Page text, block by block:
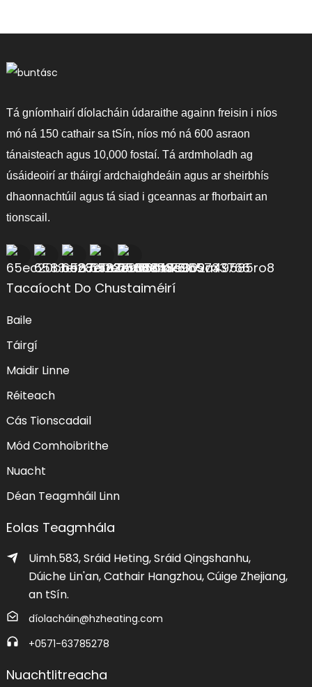
Tá gníomhairí díolacháin údaraithe againn freisin i níos
mó ná 150 cathair sa tSín, níos mó ná 600 asraon
tánaisteach agus 10,000 fostaí. Tá ardmholadh ag
úsáideoirí ar tháirgí ardchaighdeáin agus ar sheirbhís
dhaonnachtúil agus tá siad i gceannas ar fhorbairt an
tionscail.
Tacaíocht Do Chustaiméirí
Baile
Táirgí
Maidir Linne
Réiteach
Cás Tionscadail
Mód Comhoibrithe
Nuacht
Déan Teagmháil Linn
Eolas Teagmhála
Uimh.583, Sráid Heting, Sráid Qingshanhu,
Dúiche Lin'an, Cathair Hangzhou, Cúige Zhejiang,
an tSín.
díolacháin@hzheating.com
+0571-63785278
Nuachtlitreacha